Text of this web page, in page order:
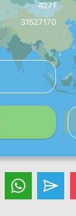
4271
31527170